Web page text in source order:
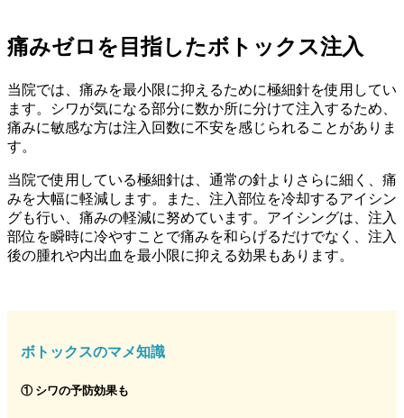
痛みゼロを目指したボトックス注入
当院では、痛みを最小限に抑えるために極細針を使用してい
ます。シワが気になる部分に数か所に分けて注入するため、
痛みに敏感な方は注入回数に不安を感じられることがありま
す。
当院で使用している極細針は、通常の針よりさらに細く、痛
みを大幅に軽減します。また、注入部位を冷却するアイシン
グも行い、痛みの軽減に努めています。アイシングは、注入
部位を瞬時に冷やすことで痛みを和らげるだけでなく、注入
後の腫れや内出血を最小限に抑える効果もあります。
ボトックスのマメ知識
① シワの予防効果も